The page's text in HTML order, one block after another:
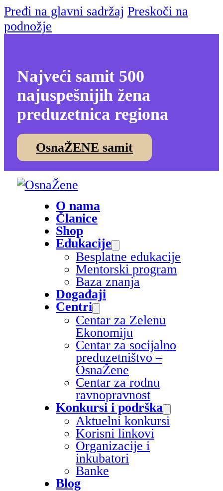
Pređi na glavni sadržaj Preskoči na
podnožje
Najveći samit 500
najuspešnijih žena
preduzetnica regiona
OsnaŽENE samit
O nama
Članice
Shop
Edukacije
Besplatne edukacije
Mentorski program
Baza znanja
Događaji
Centri
Centar za Zelenu
Ekonomiju
Centar za socijalno
preduzetništvo –
OsnaŽene
Centar za rodnu
ravnopravnost
Konkursi i podrška
Aktuelni konkursi
Korisni linkovi
Organizacije i
inkubatori
Banke
Blog